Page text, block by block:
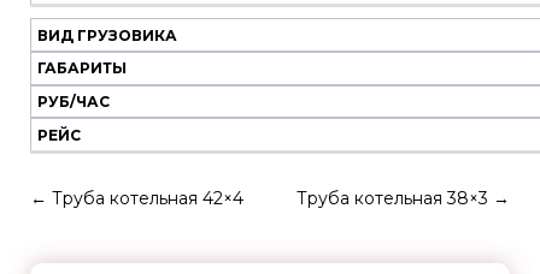
ВИД ГРУЗОВИКА
ГАБАРИТЫ
РУБ/ЧАС
РЕЙС
← Труба котельная 42×4 Труба котельная 38×3 →